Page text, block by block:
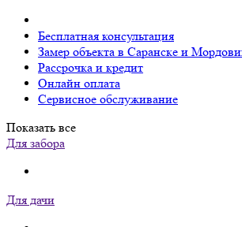
Бесплатная консультация
Замер объекта в Саранске и
Рассрочка и кредит
Онлайн оплата
Сервисное обслуживание
Показать все
Для забора
Для дачи